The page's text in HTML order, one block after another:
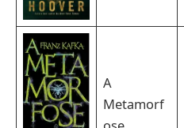
A
Metamorf